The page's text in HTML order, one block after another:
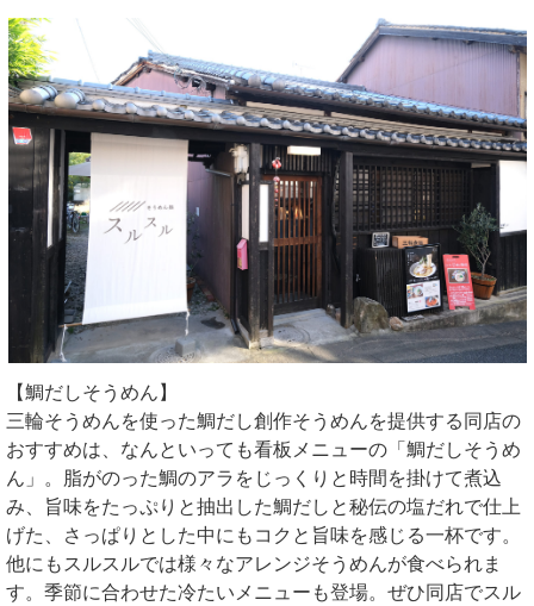
【鯛だしそうめん】
三輪そうめんを使った鯛だし創作そうめんを提供する同店の
おすすめは、なんといっても看板メニューの「鯛だしそうめ
ん」。脂がのった鯛のアラをじっくりと時間を掛けて煮込
み、旨味をたっぷりと抽出した鯛だしと秘伝の塩だれで仕上
げた、さっぱりとした中にもコクと旨味を感じる一杯です。
他にもスルスルでは様々なアレンジそうめんが食べられま
す。季節に合わせた冷たいメニューも登場。ぜひ同店でスル